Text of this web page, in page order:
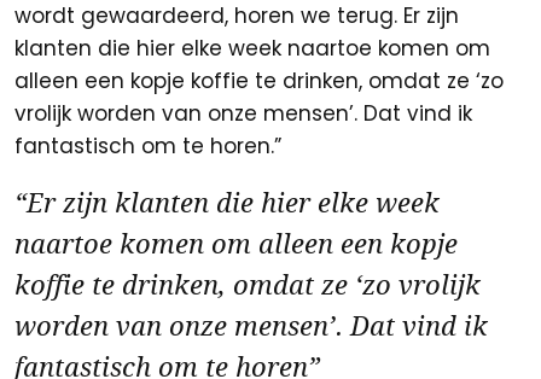
wordt gewaardeerd, horen we terug. Er zijn
klanten die hier elke week naartoe komen om
alleen een kopje koffie te drinken, omdat ze ‘zo
vrolijk worden van onze mensen’. Dat vind ik
fantastisch om te horen.”
“Er zijn klanten die hier elke week
naartoe komen om alleen een kopje
koffie te drinken, omdat ze ‘zo vrolijk
worden van onze mensen’. Dat vind ik
fantastisch om te horen”